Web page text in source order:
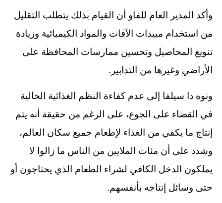
وأكد المدير العام للفاو أن القيام بذلك يتطلب التقليل
من استخدام مبيدات الآفات والمواد الكيميائية وزيادة
تنويع المحاصيل وتحسين ممارسات المحافظة على
الأراضي وغيرها من التدابير.
ونوه دا سيلفا إلى عدم كفاءة النظم الغذائية الحالية
في القضاء على الجوع، على الرغم من حقيقة أنه يتم
إنتاج ما يكفي من الغذاء لإطعام جميع سكان العالم،
وشدد على أن مئات الملايين من الناس ما زالوا لا
يملكون الدخل الكافي لشراء الطعام الذي يحتاجون أو
حتى وسائل إنتاجه بأنفسهم.